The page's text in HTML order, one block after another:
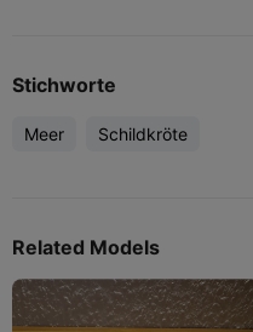
Stichworte
Meer Schildkröte
Related Models